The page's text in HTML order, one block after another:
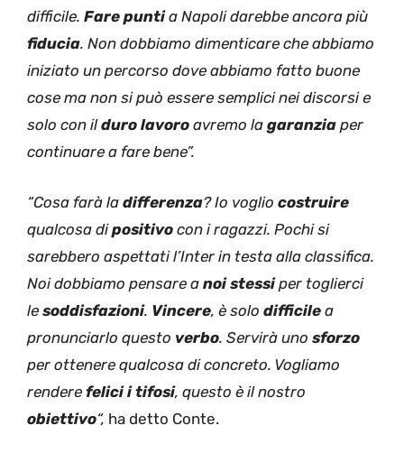
difficile. Fare puntia Napoli darebbe ancora più
fiducia. Non dobbiamo dimenticare che abbiamo
iniziato un percorso dove abbiamo fatto buone
cose ma non si può essere semplici nei discorsi e
solo con ilduro lavoro avremo la garanzia per
continuare a fare bene”.
“Cosa farà la differenza? Io voglio costruire
qualcosa dipositivo con i ragazzi. Pochi si
sarebbero aspettati l’Inter in testa alla classifica.
Noi dobbiamo pensare a noi stessiper toglierci
le soddisfazioni. Vincere, è solo difficile a
pronunciarlo questo verbo. Servirà uno sforzo
per ottenere qualcosa di concreto. Vogliamo
rendere felici i tifosi, questo è il nostro
obiettivo“, ha detto Conte.